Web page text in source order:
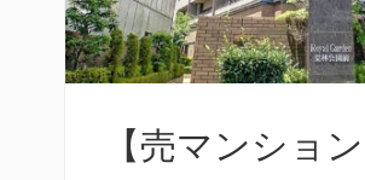
【売マンショ